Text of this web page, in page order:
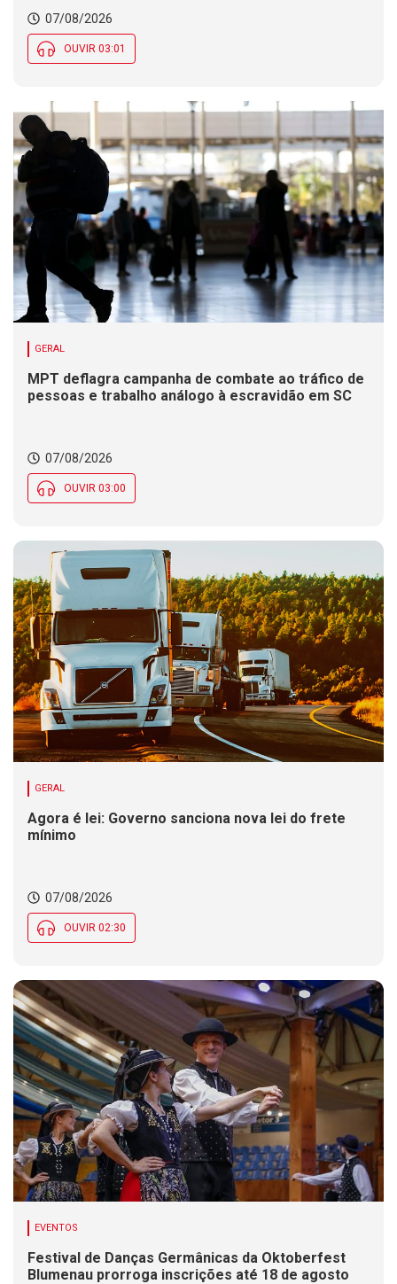
07/08/2026
OUVIR 03:01
GERAL
MPT deflagra campanha de combate ao tráfico de
pessoas e trabalho análogo à escravidão em SC
07/08/2026
OUVIR 03:00
GERAL
Agora é lei: Governo sanciona nova lei do frete
mínimo
07/08/2026
OUVIR 02:30
EVENTOS
Festival de Danças Germânicas da Oktoberfest
Blumenau prorroga inscrições até 18 de agosto